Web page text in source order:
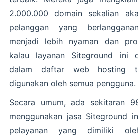
2.000.000 domain sekalian
pelanggan yang
menjadi lebih nyaman dan
kalau layanan Siteground ini
dalam daftar web hosting
digunakan oleh semua pengguna.
Secara umum, ada sekitaran
menggunakan jasa Siteground
pelayanan yang dimiliki